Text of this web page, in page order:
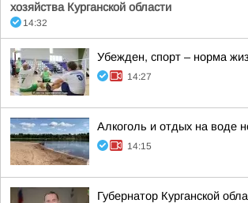
хозяйства Курганской области
14:32
Убежден, спорт – норма
14:27
Алкоголь и отдых на воде
14:15
Губернатор Курганской